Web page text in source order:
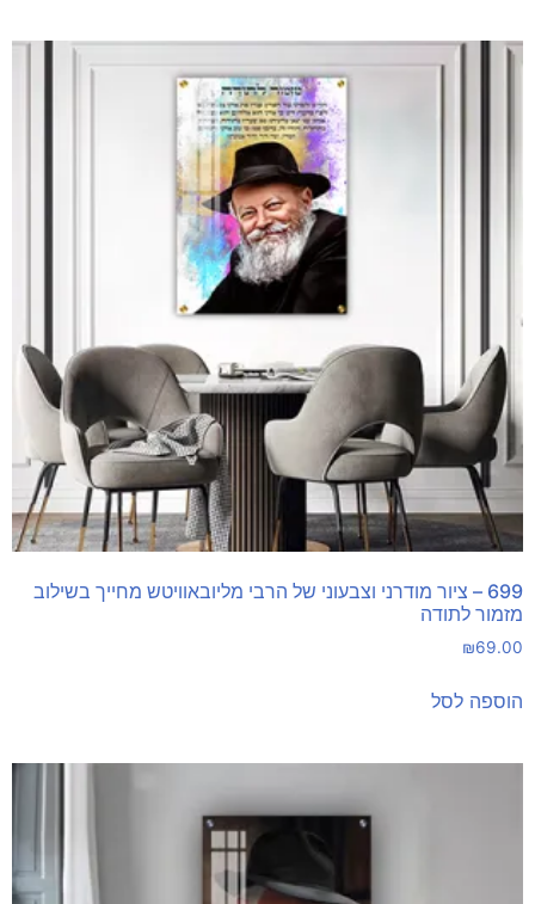
699 – ציור מודרני וצבעוני של הרבי מליובאוויטש מחייך בשילוב
מזמור לתודה
₪69.00
הוספה לסל